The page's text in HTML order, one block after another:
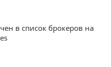
в список брокеров на